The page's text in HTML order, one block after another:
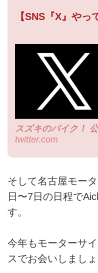
【SNS『X』やっ
スズキのバイク！
twitter.com
そして名古屋モー
日〜7日の日程で
す。
今年もモーターサ
スでお会いしましょ